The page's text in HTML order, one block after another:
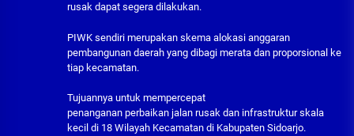
rusak dapat segera dilakukan.
PIWK sendiri merupakan skema alokasi anggaran
pembangunan daerah yang dibagi merata dan proporsional ke
tiap kecamatan.
Tujuannya untuk mempercepat
penanganan perbaikan jalan rusak dan infrastruktur skala
kecil di 18 Wilayah Kecamatan di Kabupaten Sidoarjo.